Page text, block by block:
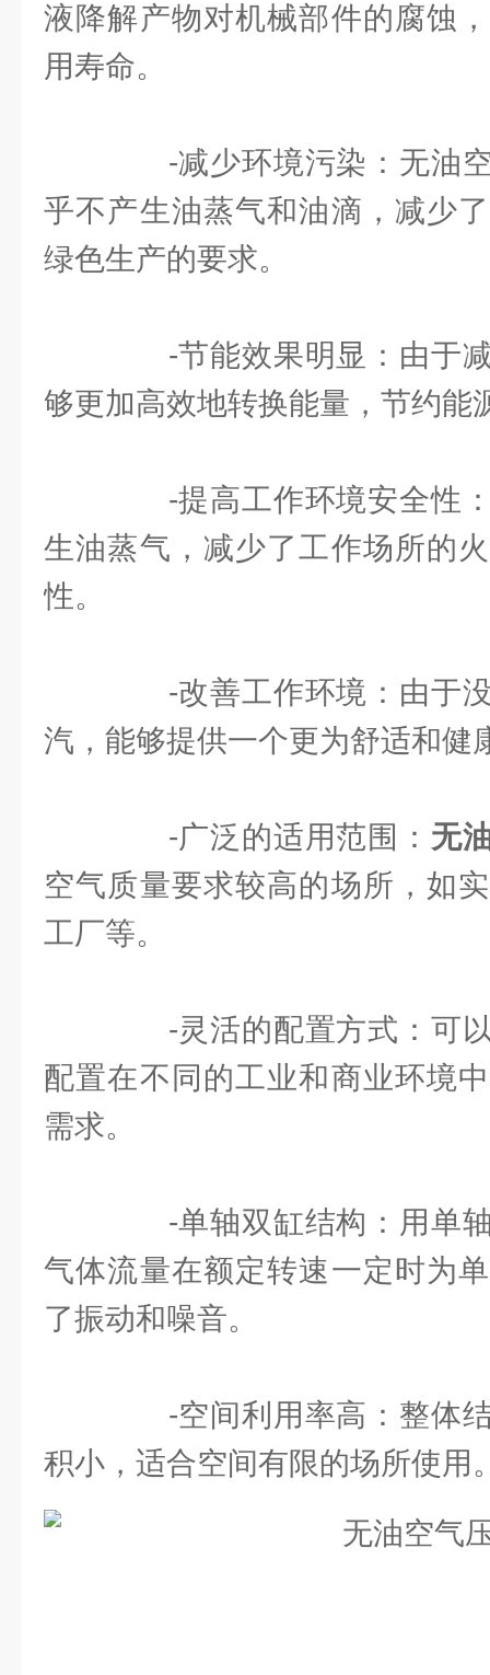
液降解产物对机械部件的腐蚀
用寿命。
-减少环境污染：无油空
乎不产生油蒸气和油滴，减少
绿色生产的要求。
-节能效果明显：由于减
够更加高效地转换能量，节约能
-提高工作环境安全性：
生油蒸气，减少了工作场所的
性。
-改善工作环境：由于没
汽，能够提供一个更为舒适和健
-广泛的适用范围： 无
空气质量要求较高的场所，如
工厂等。
-灵活的配置方式：可以
配置在不同的工业和商业环境
需求。
-单轴双缸结构：用单轴
气体流量在额定转速一定时为
了振动和噪音。
-空间利用率高：整体结
积小，适合空间有限的场所使用